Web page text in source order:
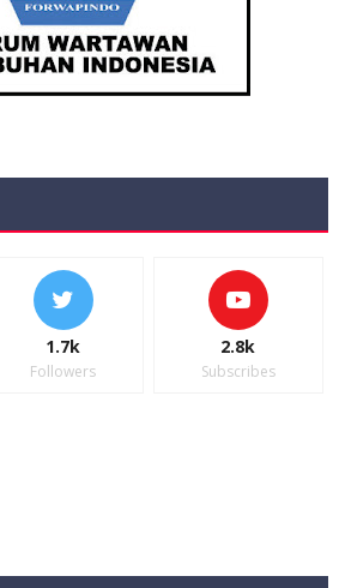
1.7k
Followers
2.8k
Subscribes